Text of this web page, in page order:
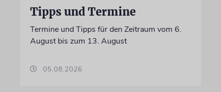
Tipps und Termine
Termine und Tipps für den Zeitraum vom 6.
August bis zum 13. August
05.08.2026